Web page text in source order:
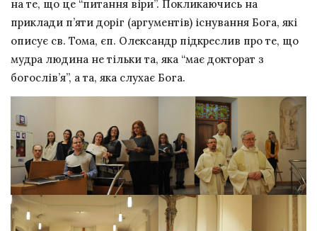
на те, що це “питання віри”. Покликаючись на
приклади п’яти доріг (аргументів) існування Бога, які
описує св. Тома, єп. Олександр підкреслив про те, що
мудра людина не тільки та, яка “має докторат з
богослів’я”, а та, яка слухає Бога.